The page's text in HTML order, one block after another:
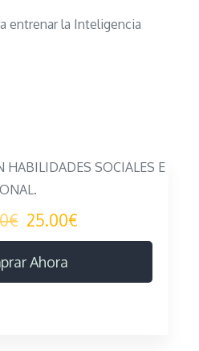
entrenar la Inteligencia
25.00€
Ahora